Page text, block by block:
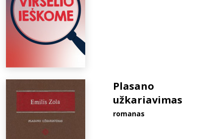
Plasano
užkariavimas
romanas